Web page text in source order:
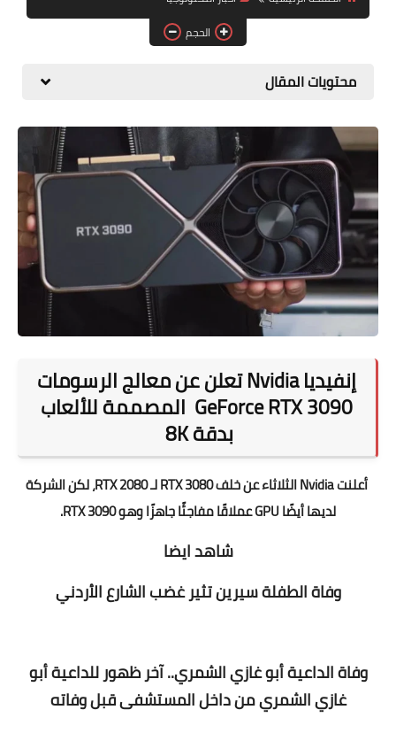
المطبخ
سيارات
علوم وتكنولوجيا
تعليم
وظائف خالية
عروض
الحجم
محتويات المقال
إنفيديا Nvidia تعلن عن معالج الرسومات
GeForce RTX 3090 المصممة للألعاب
بدقة 8K
أعلنت Nvidia الثلاثاء عن خلف RTX 3080 لـ RTX 2080، لكن الشركة
لديها أيضًا GPU عملاقًا مفاجئًا جاهزًا وهو RTX 3090.
شاهد ايضا
وفاة الطفلة سيرين تثير غضب الشارع الأردني
وفاة الداعية أبو غازي الشمري.. آخر ظهور للداعية أبو
غازي الشمري من داخل المستشفى قبل وفاته